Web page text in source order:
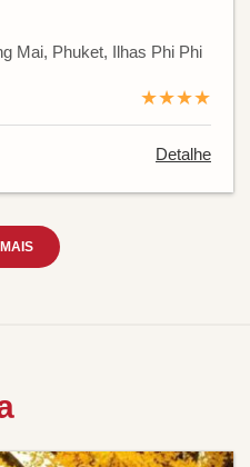
Mai, Phuket, Ilhas Phi Phi
★★★★
Detalhe